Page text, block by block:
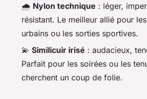
🌧️ Nylon technique : léger,
résistant. Le meilleur allié pour
urbains ou les sorties sportives.
💫 Similicuir irisé : audacieux,
Parfait pour les soirées ou les
cherchent un coup de folie.